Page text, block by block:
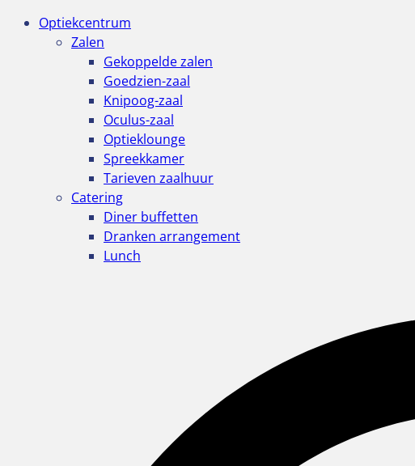
Optiekcentrum
Zalen
Gekoppelde zalen
Goedzien-zaal
Knipoog-zaal
Oculus-zaal
Optieklounge
Spreekkamer
Tarieven zaalhuur
Catering
Diner buffetten
Dranken arrangement
Lunch